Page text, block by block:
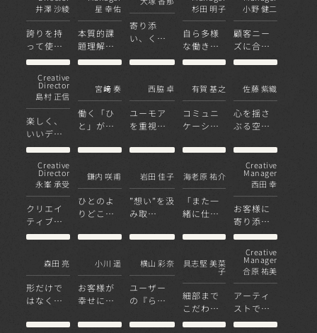
井澤 沙綾
誇りを持
って使い
つづけら
星 幸佑
本質的課
題理解か
らストー
ある新し
いデザイ
ンを
寄り添
い、くみ
いを、か
杉田 明子
自ら多様
な働き方
を実践し
しいこと
に挑戦
小野 健二
顧客ニー
ズに合わ
せた最適
Creative
Director
島村 正信
楽しく、
いいデザ
インがし
れだけで
す。
宮﨑 奏
働く「ひ
と」が主
空間・働
西脇 卓
ユーモア
を重視し
重ねた先
ザインを
有賀 基之
コミュニ
ケーショ
値あるデ
生み出す
佐藤 紫織
心を揺さ
ぶる空間
を
Creative
Director
永峯 承受
クリエイ
ティブな
アイデア
ェクト全
する
鎌内 咲甫
ひとのよ
りどころ
岩田 佳子
”想い”を汲
み取
考えた愛
フィスを
海老原 祐介
「また一
緒に仕事
い」と思
えるよう
Creative
Manager
西田 幸
お客様に
寄り添っ
て真の課
題が解決
できるよ
うにお手
伝い
森田 亮
形だけで
はなく機
したデザ
小川 遥
お客様が
幸せに過
の「好き
横山 彩奈
ユーザー
の『らし
空間で表
具志堅 美菜
子
細部まで
こだわり
が光るデ
Creative
Manager
合原 祐美
アーティ
ストでは
なく「共